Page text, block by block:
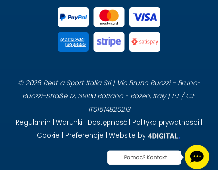
© 2026 Rent a Sport Italia Srl | Via Bruno Buozzi - Bruno-
Buozzi-Straße 12, 39100 Bolzano - Bozen, Italy | P.I. / C.F.
IT01614820213
Regulamin
Warunki Dostępność Polityka prywatności
Cookie
Preferencje | Website by